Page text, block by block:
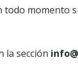
momento
la sección